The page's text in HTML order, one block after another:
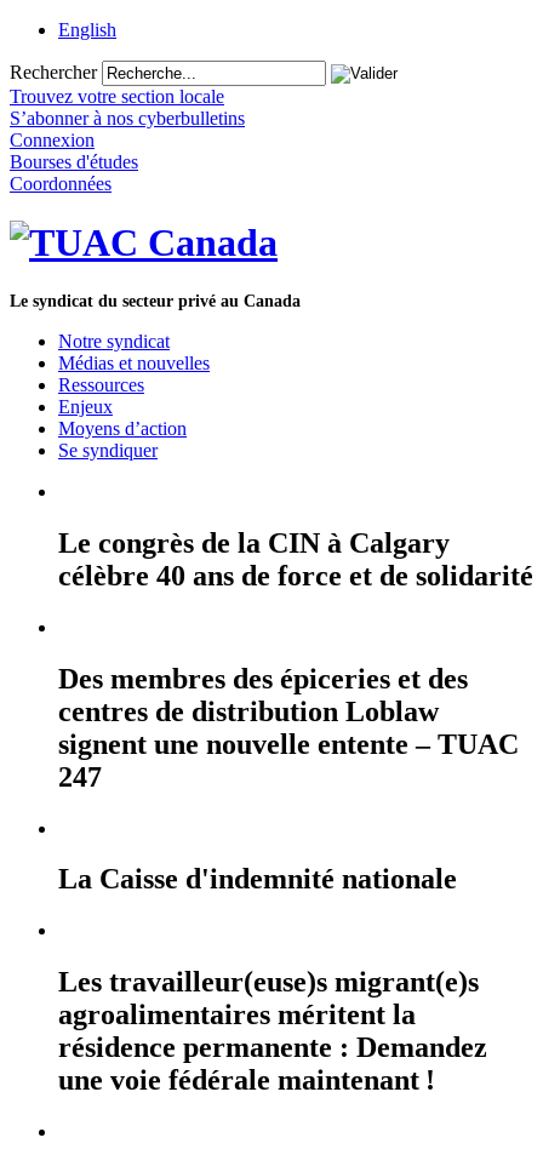
English
Rechercher
Trouvez votre section locale
S’abonner à nos cyberbulletins
Connexion
Bourses d'études
Coordonnées
Le syndicat du secteur privé au Canada
Notre syndicat
Médias et nouvelles
Ressources
Enjeux
Moyens d’action
Se syndiquer
Le congrès de la CIN à Calgary
célèbre 40 ans de force et de solidarité
Des membres des épiceries et des
centres de distribution Loblaw
signent une nouvelle entente – TUAC
247
La Caisse d'indemnité nationale
Les travailleur(euse)s migrant(e)s
agroalimentaires méritent la
résidence permanente : Demandez
une voie fédérale maintenant !